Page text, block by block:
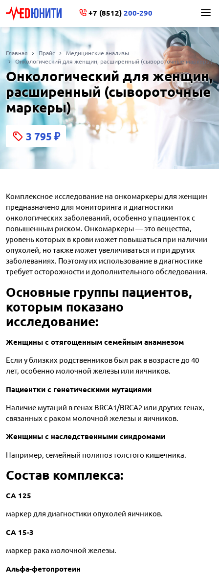
+7 (8512) 200-290
Главная Прайс
Медицинские анализы
Онкологический для женщин, расширенный (сывороточные маркеры)
Онкологический для женщин,
расширенный (сывороточные
маркеры)
3 795 ₽
Комплексное исследование на онкомаркеры для женщин
предназначено для мониторинга и диагностики
онкологических заболеваний, особенно у пациенток с
повышенным риском. Онкомаркеры — это вещества,
уровень которых в крови может повышаться при наличии
опухолей, но также может увеличиваться и при других
заболеваниях. Поэтому их использование в диагностике
требует осторожности и дополнительного обследования.
Основные группы пациентов,
которым показано
исследование:
Женщины с отягощенным семейным анамнезом
Если у близких родственников был рак в возрасте до 40
лет, особенно молочной железы или яичников.
Пациентки с генетическими мутациями
Наличие мутаций в генах BRCA1/BRCA2 или других генах,
связанных с раком молочной железы и яичников.
Женщины с наследственными синдромами
Например, семейный полипоз толстого кишечника.
Состав комплекса:
CA 125
маркер для диагностики опухолей яичников.
CA 15-3
маркер рака молочной железы.
Альфа-фетопротеин